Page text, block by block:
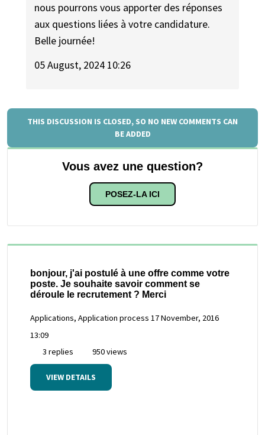
nous pourrons vous apporter des réponses
aux questions liées à votre candidature.
Belle journée!
05 August, 2024 10:26
THIS DISCUSSION IS CLOSED, SO NO NEW COMMENTS CAN
BE ADDED
Vous avez une question?
POSEZ-LA ICI
bonjour, j'ai postulé à une offre comme votre
poste. Je souhaite savoir comment se
déroule le recrutement ? Merci
Applications, Application process 17 November, 2016
13:09
3 replies
950 views
VIEW DETAILS